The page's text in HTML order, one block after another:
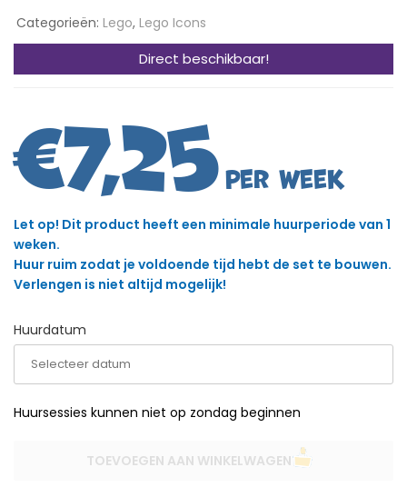
Categorieën: Lego, Lego Icons
Direct beschikbaar!
€7,25
Let op! Dit product heeft een minimale huurperiode van 1
weken.
Huur ruim zodat je voldoende tijd hebt de set te bouwen.
Verlengen is niet altijd mogelijk!
Huurdatum
Huursessies kunnen niet op zondag beginnen
TOEVOEGEN AAN WINKELWAGEN